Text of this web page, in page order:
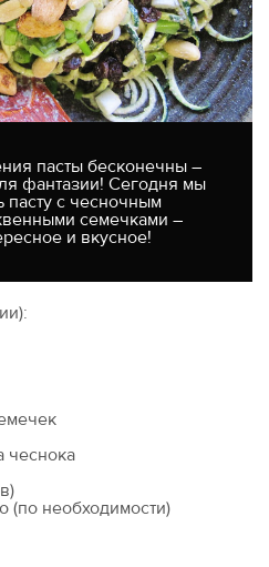
пасты бесконечны –
фантазии! Сегодня мы
пасту с чесночным
семечками –
и вкусное!
чеснока
(по необходимости)